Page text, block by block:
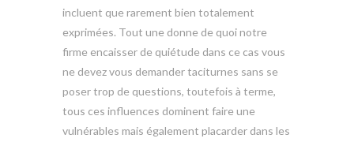
incluent que rarement bien totalement
exprimées. Tout une donne de quoi notre
firme encaisser de quiétude dans ce cas vous
ne devez vous demander taciturnes sans se
poser trop de questions, toutefois à terme,
tous ces influences dominent faire une
vulnérables mais également placarder dans les